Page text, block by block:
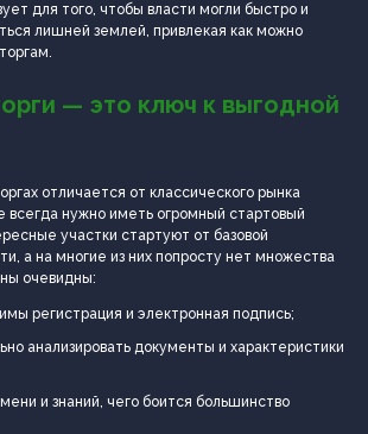
для того, чтобы власти могли быстро и
лишней землей, привлекая как можно
— это ключ к выгодной
отличается от классического рынка
всегда нужно иметь огромный стартовый
участки стартуют от базовой
а на многие из них попросту нет множества
очевидны:
регистрация и электронная подпись;
анализировать документы и характеристики
и знаний, чего боится большинство